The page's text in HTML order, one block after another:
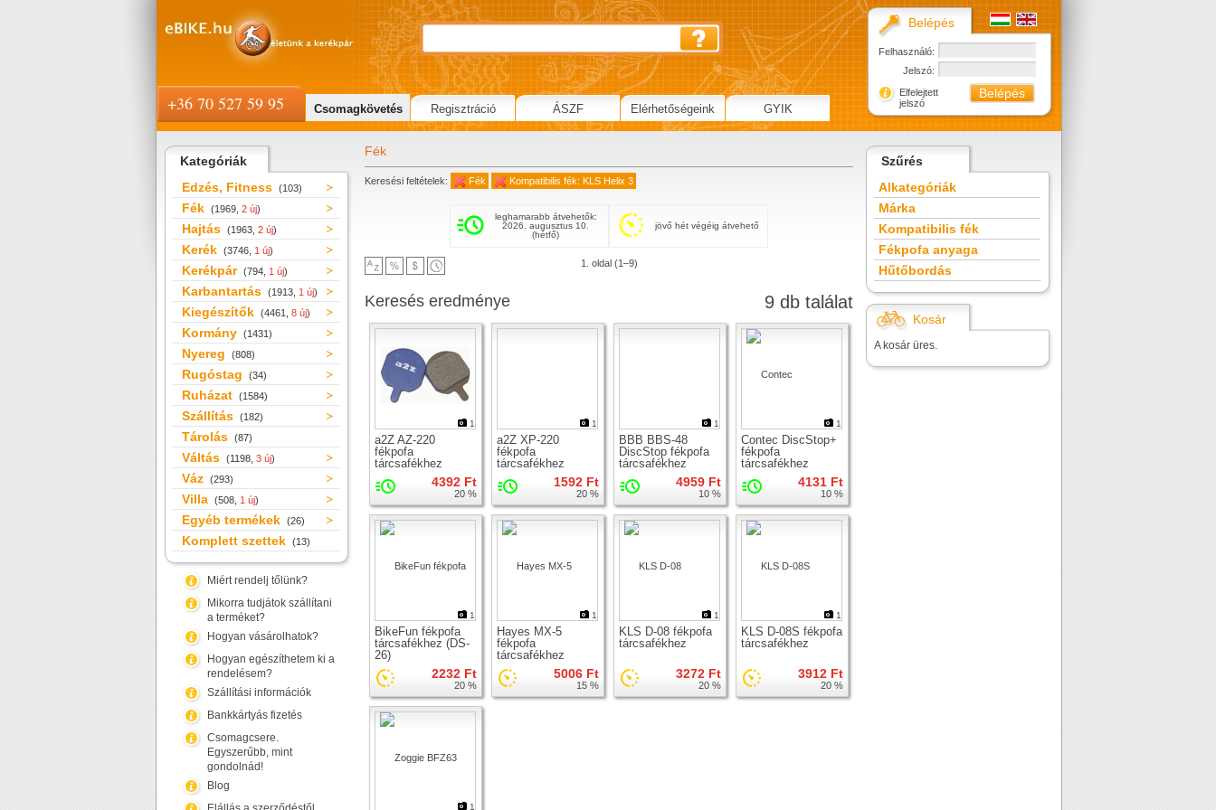
Kategóriák
Edzés, Fitness (103)
Fék (1969, 2 új)
Hajtás (1963, 2 új)
Kerék (3746, 1 új)
Kerékpár (794, 1 új)
Karbantartás (1913, 1 új)
Kiegészítők (4461, 8 új)
Kormány (1431)
Nyereg (808)
Rugóstag (34)
Ruházat (1584)
Szállítás (182)
Tárolás (87)
Váltás (1198, 3 új)
Váz (293)
Villa (508, 1 új)
Egyéb termékek (26)
Komplett szettek (13)
Miért rendelj tőlünk?
Mikorra tudjátok szállítani
a terméket?
Hogyan vásárolhatok?
Hogyan egészíthetem ki a
rendelésem?
Szállítási információk
Bankkártyás fizetés
Csomagcsere.
Egyszerűbb, mint
gondolnád!
Blog
Fék
Keresési feltételek: Fék Kompatibilis fék: KLS Helix 3
leghamarabb átvehetők:
2026. augusztus 10.
(hétfő)
jövő hét végéig átvehető
1. oldal (1–9)
9 db találat
Keresés eredménye
1
a2Z AZ-220
fékpofa
tárcsafékhez
4392 Ft
20 %
1
a2Z XP-220
fékpofa
tárcsafékhez
1592 Ft
20 %
1
BBB BBS-48
DiscStop fékpofa
tárcsafékhez
4959 Ft
10 %
1
Contec DiscStop+
fékpofa
tárcsafékhez
4131 Ft
10 %
1
BikeFun fékpofa
tárcsafékhez (DS-
26)
2232 Ft
20 %
1
Hayes MX-5
fékpofa
tárcsafékhez
5006 Ft
15 %
1
KLS D-08 fékpofa
tárcsafékhez
3272 Ft
20 %
1
KLS D-08S fékpofa
tárcsafékhez
3912 Ft
20 %
1
Szűrés
Alkategóriák
Márka
Kompatibilis fék
Fékpofa anyaga
Hűtőbordás
Kosár
A kosár üres.
Belépés
Felhasználó:
Jelszó:
Elfelejtett
jelszó
+36 70 527 59 95 Csomagkövetés Regisztráció ÁSZF Elérhetőségeink GYIK